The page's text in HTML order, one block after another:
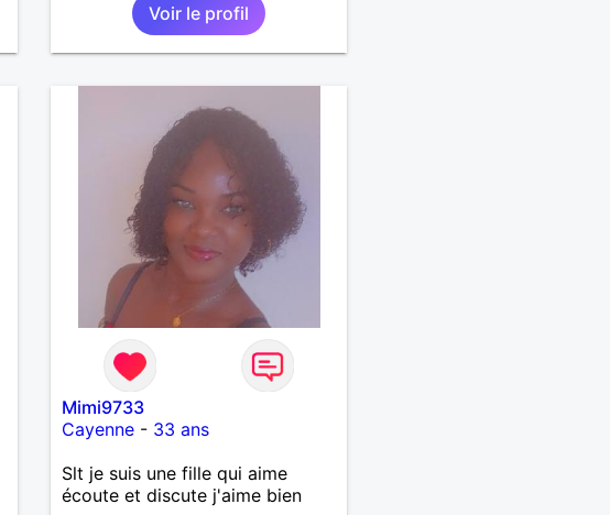
Voir le profil
Mimi9733
Cayenne - 33 ans
Slt je suis une fille qui aime
écoute et discute j'aime bien